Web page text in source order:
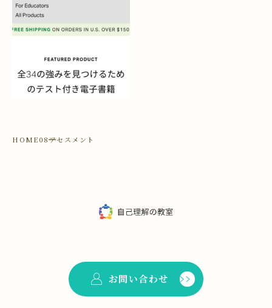
HOME08アセスメント
お問い合わせ